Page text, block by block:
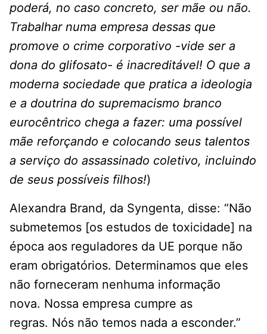
poderá, no caso concreto, ser mãe ou não.
Trabalhar numa empresa dessas que
promove o crime corporativo -vide ser a
dona do glifosato- é inacreditável! O que a
moderna sociedade que pratica a ideologia
e a doutrina do supremacismo branco
eurocêntrico chega a fazer: uma possível
mãe reforçando e colocando seus talentos
a serviço do assassinado coletivo, incluindo
de seus possíveis filhos!)
Alexandra Brand, da Syngenta, disse: “Não
submetemos [os estudos de toxicidade] na
época aos reguladores da UE porque não
eram obrigatórios. Determinamos que eles
não forneceram nenhuma informação
nova. Nossa empresa cumpre as
regras. Nós não temos nada a esconder.”